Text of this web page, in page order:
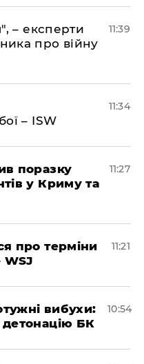
– експерти
про війну
11:39
– ISW
11:34
поразку
у Криму та
11:27
про терміни
WSJ
11:21
вибухи:
БК
10:54